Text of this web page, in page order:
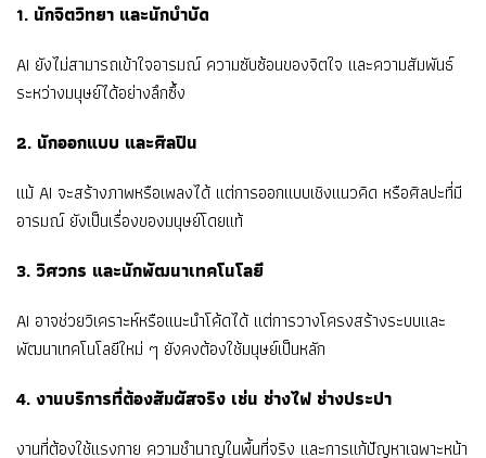
1. นักจิตวิทยา และนักบำบัด
AI ยังไม่สามารถเข้าใจอารมณ์ ความซับซ้อนของจิตใจ และความสัมพันธ์
ระหว่างมนุษย์ได้อย่างลึกซึ้ง
2. นักออกแบบ และศิลปิน
แม้ AI จะสร้างภาพหรือเพลงได้ แต่การออกแบบเชิงแนวคิด หรือศิลปะที่มี
อารมณ์ ยังเป็นเรื่องของมนุษย์โดยแท้
3. วิศวกร และนักพัฒนาเทคโนโลยี
AI อาจช่วยวิเคราะห์หรือแนะนำโค้ดได้ แต่การวางโครงสร้างระบบและ
พัฒนาเทคโนโลยีใหม่ ๆ ยังคงต้องใช้มนุษย์เป็นหลัก
4. งานบริการที่ต้องสัมผัสจริง เช่น ช่างไฟ ช่างประปา
งานที่ต้องใช้แรงกาย ความชำนาญในพื้นที่จริง และการแก้ปัญหาเฉพาะหน้า